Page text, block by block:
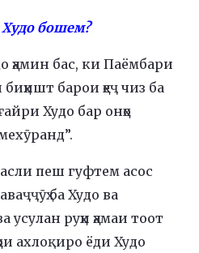
Худо бошем?
ҳамин бас, ки Паёмбари
барои ҳеҷ чиз ба
Худо бар онҳо
пеш гуфтем асос
ба Худо ва
руҳи ҳамаи тоот
ахлоқиро ёди Худо